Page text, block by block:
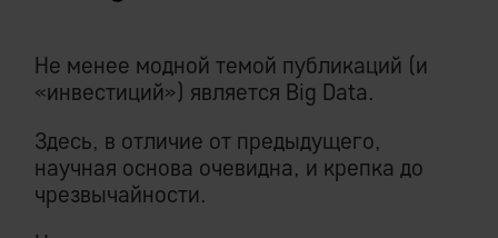
Не менее модной темой публикаций (и
«инвестиций») является Big Data.
Здесь, в отличие от предыдущего,
научная основа очевидна, и крепка до
чрезвычайности.